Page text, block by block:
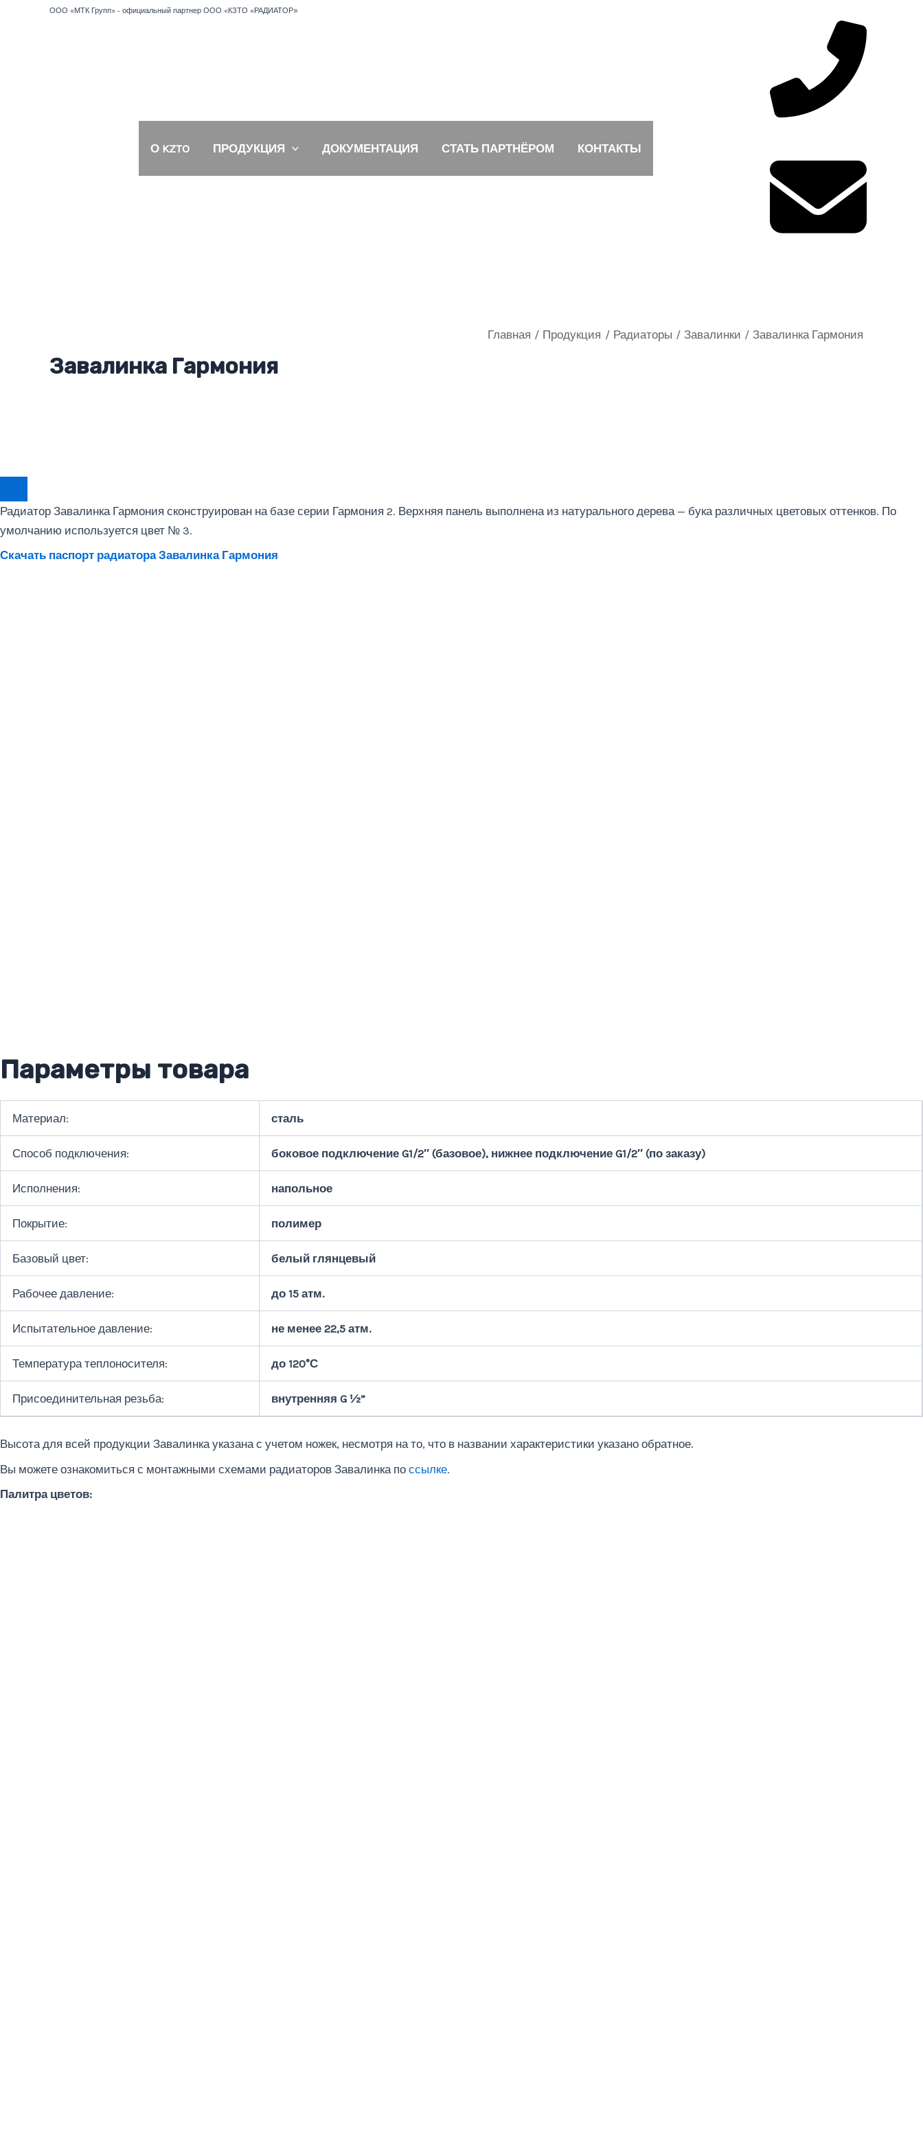
ООО «МТК Групп» - официальный партнер ООО «КЗТО «РАДИАТОР»
О KZTO ПРОДУКЦИЯ ДОКУМЕНТАЦИЯ СТАТЬ ПАРТНЁРОМ КОНТАКТЫ
Главная Продукция Радиаторы Завалинки Завалинка Гармония
Завалинка Гармония
Радиатор Завалинка Гармония сконструирован на базе серии Гармония 2. Верхняя панель выполнена из натурального дерева — бука различных цветовых оттенков. По
умолчанию используется цвет № 3.
Скачать паспорт радиатора Завалинка Гармония
Параметры товара
Материал: сталь
Способ подключения: боковое подключение G1/2″ (базовое), нижнее подключение G1/2″ (по заказу)
Исполнения: напольное
Покрытие: полимер
Базовый цвет: белый глянцевый
Рабочее давление: до 15 атм.
Испытательное давление: не менее 22,5 атм.
Температура теплоносителя: до 120°С
Присоединительная резьба: внутренняя G ½”
Высота для всей продукции Завалинка указана с учетом ножек, несмотря на то, что в названии характеристики указано обратное.
Вы можете ознакомиться с монтажными схемами радиаторов Завалинка по ссылке.
Палитра цветов: